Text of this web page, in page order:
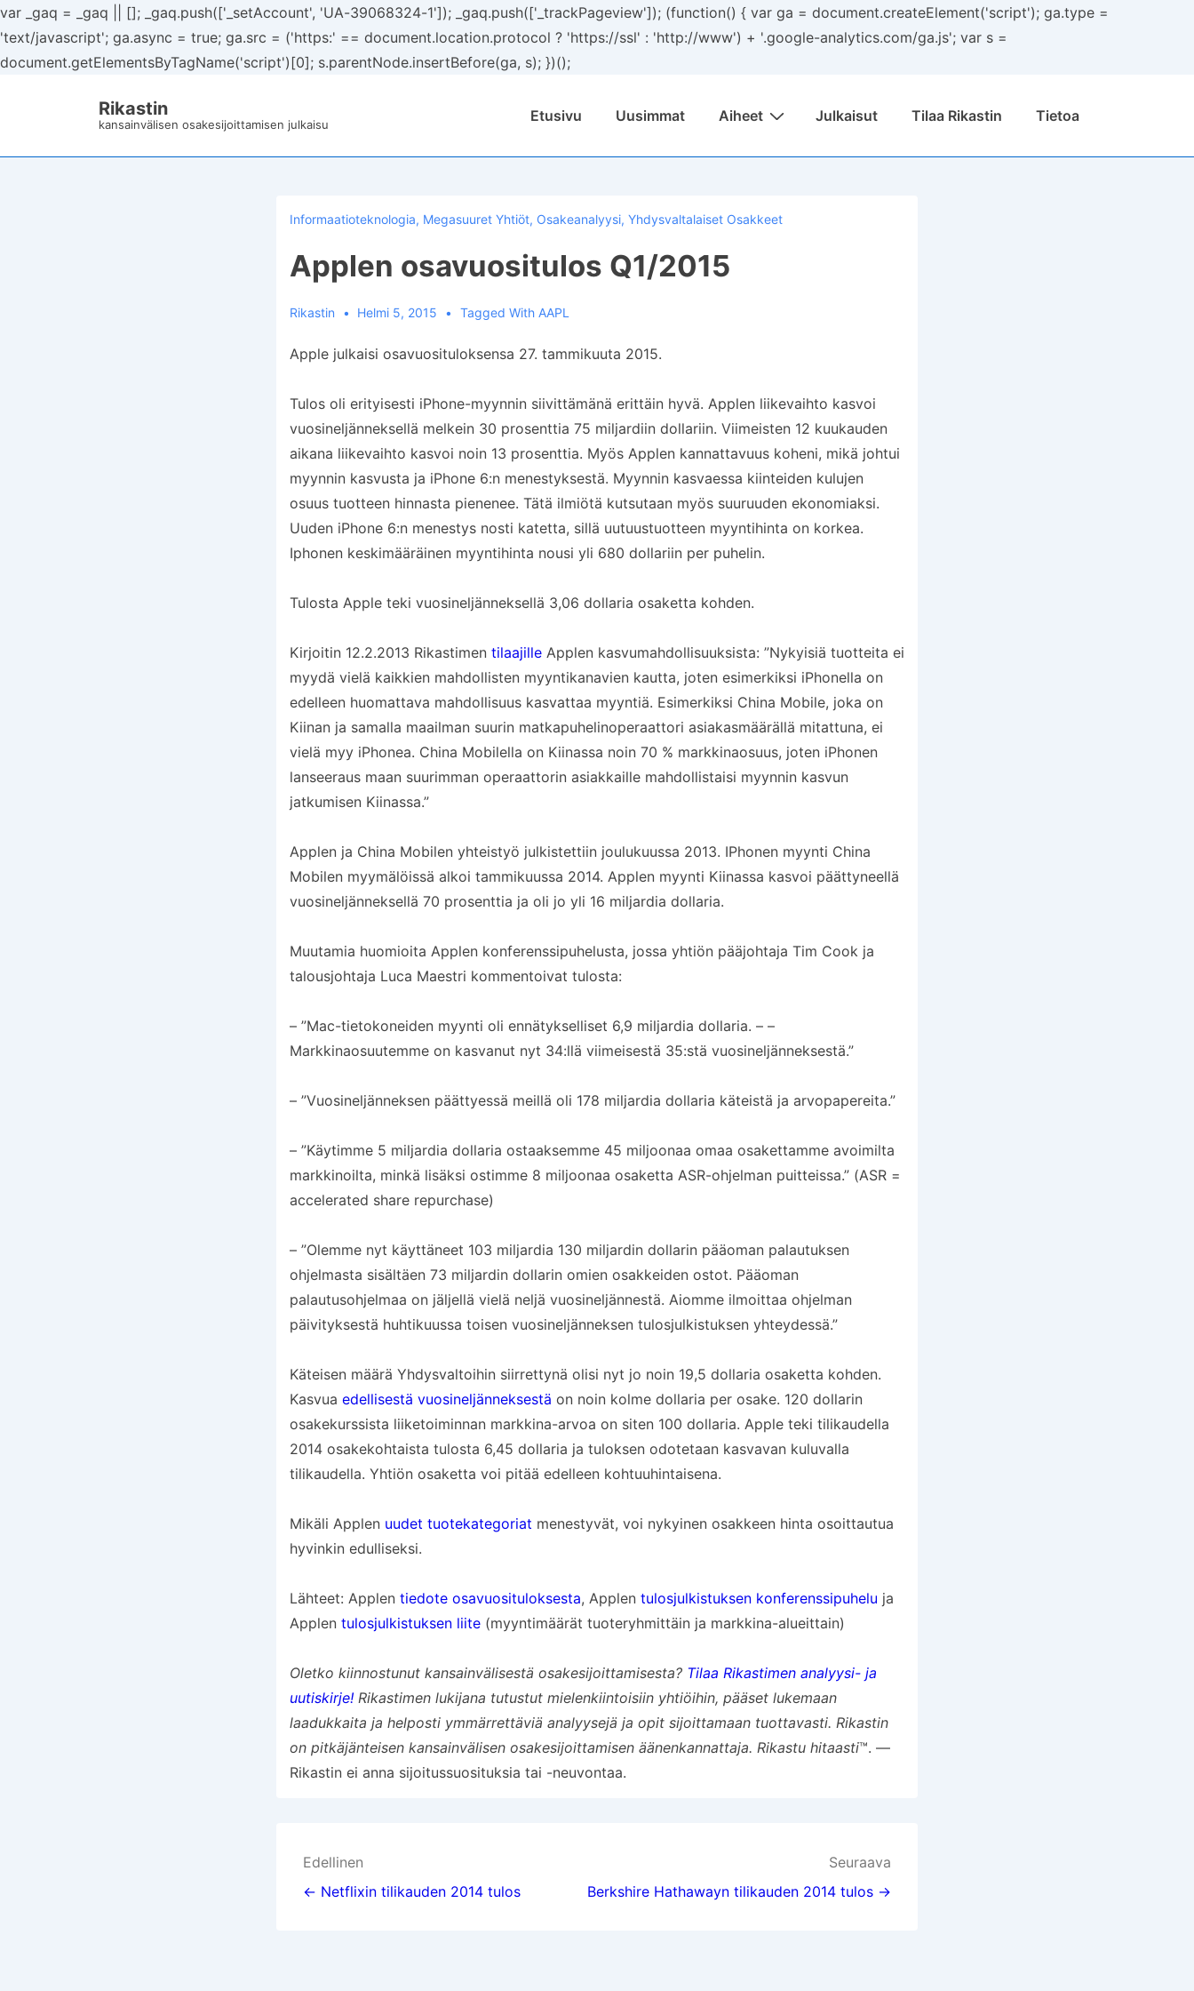
var _gaq = _gaq || []; _gaq.push(['_setAccount', 'UA-39068324-1']); _gaq.push(['_trackPageview']); (function() { var ga = document.createElement('script'); ga.type =
'text/javascript'; ga.async = true; ga.src = ('https:' == document.location.protocol ? 'https://ssl' : 'http://www') + '.google-analytics.com/ga.js'; var s =
document.getElementsByTagName('script')[0]; s.parentNode.insertBefore(ga, s); })();
Rikastin
kansainvälisen osakesijoittamisen julkaisu
Päänavigaatio
Etusivu Uusimmat Aiheet Julkaisut Tilaa Rikastin Tietoa
Informaatioteknologia, Megasuuret Yhtiöt, Osakeanalyysi, Yhdysvaltalaiset Osakkeet
Applen osavuositulos Q1/2015
Rikastin Helmi 5, 2015 Tagged With AAPL
Apple julkaisi osavuosituloksensa 27. tammikuuta 2015.
Tulos oli erityisesti iPhone-myynnin siivittämänä erittäin hyvä. Applen liikevaihto kasvoi
vuosineljänneksellä melkein 30 prosenttia 75 miljardiin dollariin. Viimeisten 12 kuukauden
aikana liikevaihto kasvoi noin 13 prosenttia. Myös Applen kannattavuus koheni, mikä johtui
myynnin kasvusta ja iPhone 6:n menestyksestä. Myynnin kasvaessa kiinteiden kulujen
osuus tuotteen hinnasta pienenee. Tätä ilmiötä kutsutaan myös suuruuden ekonomiaksi.
Uuden iPhone 6:n menestys nosti katetta, sillä uutuustuotteen myyntihinta on korkea.
Iphonen keskimääräinen myyntihinta nousi yli 680 dollariin per puhelin.
Tulosta Apple teki vuosineljänneksellä 3,06 dollaria osaketta kohden.
Kirjoitin 12.2.2013 Rikastimen tilaajilleApplen kasvumahdollisuuksista: ”Nykyisiä tuotteita ei
myydä vielä kaikkien mahdollisten myyntikanavien kautta, joten esimerkiksi iPhonella on
edelleen huomattava mahdollisuus kasvattaa myyntiä. Esimerkiksi China Mobile, joka on
Kiinan ja samalla maailman suurin matkapuhelinoperaattori asiakasmäärällä mitattuna, ei
vielä myy iPhonea. China Mobilella on Kiinassa noin 70 % markkinaosuus, joten iPhonen
lanseeraus maan suurimman operaattorin asiakkaille mahdollistaisi myynnin kasvun
jatkumisen Kiinassa.”
Applen ja China Mobilen yhteistyö julkistettiin joulukuussa 2013. IPhonen myynti China
Mobilen myymälöissä alkoi tammikuussa 2014. Applen myynti Kiinassa kasvoi päättyneellä
vuosineljänneksellä 70 prosenttia ja oli jo yli 16 miljardia dollaria.
Muutamia huomioita Applen konferenssipuhelusta, jossa yhtiön pääjohtaja Tim Cook ja
talousjohtaja Luca Maestri kommentoivat tulosta:
– ”Mac-tietokoneiden myynti oli ennätykselliset 6,9 miljardia dollaria. – –
Markkinaosuutemme on kasvanut nyt 34:llä viimeisestä 35:stä vuosineljänneksestä.”
– ”Vuosineljänneksen päättyessä meillä oli 178 miljardia dollaria käteistä ja arvopapereita.”
– ”Käytimme 5 miljardia dollaria ostaaksemme 45 miljoonaa omaa osakettamme avoimilta
markkinoilta, minkä lisäksi ostimme 8 miljoonaa osaketta ASR-ohjelman puitteissa.” (ASR =
accelerated share repurchase)
– ”Olemme nyt käyttäneet 103 miljardia 130 miljardin dollarin pääoman palautuksen
ohjelmasta sisältäen 73 miljardin dollarin omien osakkeiden ostot. Pääoman
palautusohjelmaa on jäljellä vielä neljä vuosineljännestä. Aiomme ilmoittaa ohjelman
päivityksestä huhtikuussa toisen vuosineljänneksen tulosjulkistuksen yhteydessä.”
Käteisen määrä Yhdysvaltoihin siirrettynä olisi nyt jo noin 19,5 dollaria osaketta kohden.
Kasvua edellisestä vuosineljänneksestä on noin kolme dollaria per osake. 120 dollarin
osakekurssista liiketoiminnan markkina-arvoa on siten 100 dollaria. Apple teki tilikaudella
2014 osakekohtaista tulosta 6,45 dollaria ja tuloksen odotetaan kasvavan kuluvalla
tilikaudella. Yhtiön osaketta voi pitää edelleen kohtuuhintaisena.
Mikäli Applen uudet tuotekategoriat menestyvät, voi nykyinen osakkeen hinta osoittautua
hyvinkin edulliseksi.
Lähteet: Applen tiedote osavuosituloksesta, Applen tulosjulkistuksen konferenssipuhelu ja
Applen tulosjulkistuksen liite(myyntimäärät tuoteryhmittäin ja markkina-alueittain)
Oletko kiinnostunut kansainvälisestä osakesijoittamisesta? Tilaa Rikastimen analyysi- ja
uutiskirje! Rikastimen lukijana tutustut mielenkiintoisiin yhtiöihin, pääset lukemaan
laadukkaita ja helposti ymmärrettäviä analyysejä ja opit sijoittamaan tuottavasti. Rikastin
on pitkäjänteisen kansainvälisen osakesijoittamisen äänenkannattaja. Rikastu hitaasti™. —
Rikastin ei anna sijoitussuosituksia tai -neuvontaa.
Artikkelien
selaus
Edellinen
← Netflixin tilikauden 2014 tulos
Seuraava
Berkshire Hathawayn tilikauden 2014 tulos →